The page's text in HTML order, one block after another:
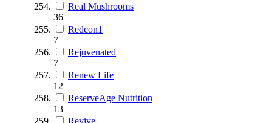
Real Mushrooms
36
Redcon1
7
Rejuvenated
7
Renew Life
12
ReserveAge Nutrition
13
Revive